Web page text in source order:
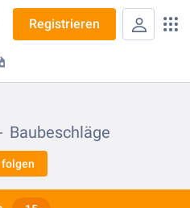
Registrieren
Baubeschläge
folgen